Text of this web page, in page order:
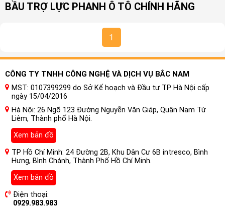
BẦU TRỢ LỰC PHANH Ô TÔ CHÍNH HÃNG
1
CÔNG TY TNHH CÔNG NGHỆ VÀ DỊCH VỤ BẮC NAM
MST: 0107399299 do Sở Kế hoạch và Đầu tư TP Hà Nội cấp
ngày 15/04/2016
Hà Nội: 26 Ngõ 123 Đường Nguyễn Văn Giáp, Quận Nam Từ
Liêm, Thành phố Hà Nội.
Xem bản đồ
TP Hồ Chí Minh: 24 Đường 2B, Khu Dân Cư 6B intresco, Bình
Hưng, Bình Chánh, Thành Phố Hồ Chí Minh.
Xem bản đồ
Điện thoại:
0929.983.983